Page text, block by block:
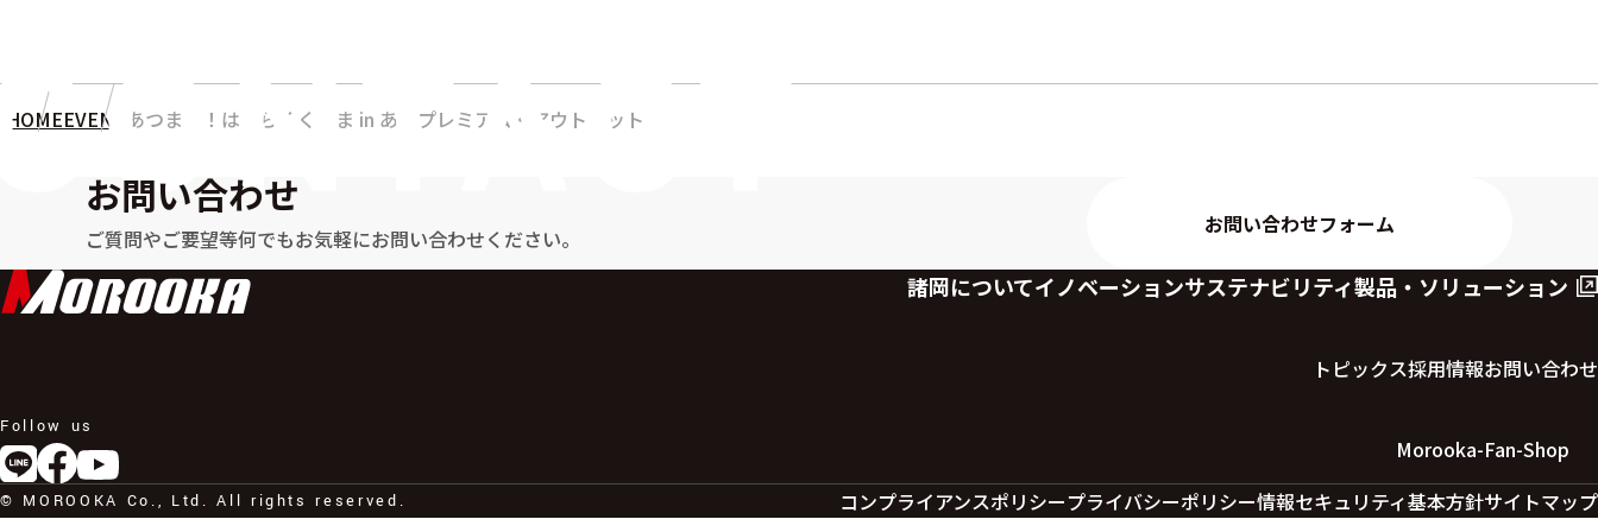
HOMEEVENT あつまれ！はたらくくるま in あみプレミアム・アウトレット
お問い合わせ
ご質問やご要望等何でもお気軽にお問い合わせください。
お問い合わせフォーム
Follow us
諸岡についてイノベーションサステナビリティ製品・ソリューション
トピックス採用情報お問い合わせ
Morooka-Fan-Shop
コンプライアンスポリシープライバシーポリシー情報セキュリティ基本方針サイトマップ
© MOROOKA Co., Ltd. All rights reserved.